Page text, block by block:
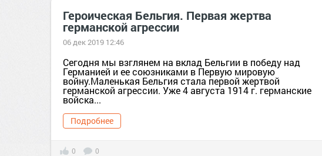
Героическая Бельгия. Первая жертва
германской агрессии
06 дек 2019 12:46
Сегодня мы взглянем на вклад Бельгии в победу над
Германией и ее союзниками в Первую мировую
войну.Маленькая Бельгия стала первой жертвой
германской агрессии. Уже 4 августа 1914 г. германские
войска...
Подробнее
0 0